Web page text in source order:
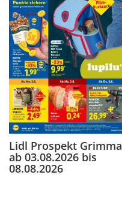
Lidl Prospekt Grimma
ab 03.08.2026 bis
08.08.2026